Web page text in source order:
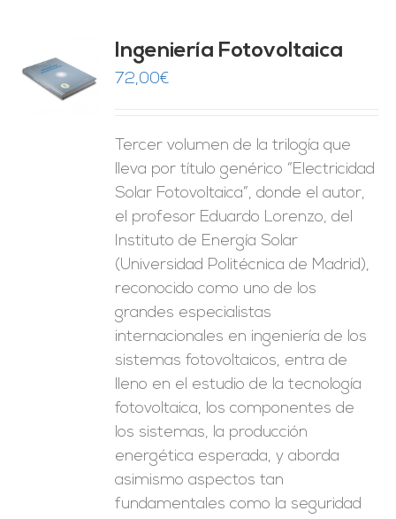
Ingeniería Fotovoltaica
72,00€
Tercer volumen de la trilogía que
lleva por título genérico “Electricidad
Solar Fotovoltaica”, donde el autor,
el profesor Eduardo Lorenzo, del
Instituto de Energía Solar
(Universidad Politécnica de Madrid),
reconocido como uno de los
grandes especialistas
internacionales en ingeniería de los
sistemas fotovoltaicos, entra de
lleno en el estudio de la tecnología
fotovoltaica, los componentes de
los sistemas, la producción
energética esperada, y aborda
asimismo aspectos tan
fundamentales como la seguridad